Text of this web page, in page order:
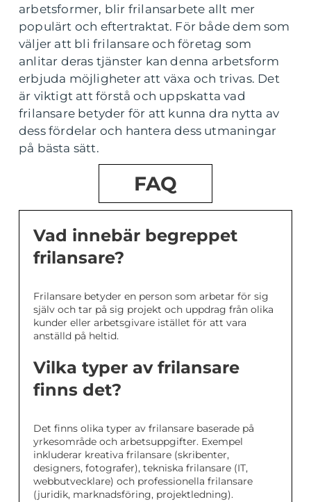
arbetsformer, blir frilansarbete allt mer
populärt och eftertraktat. För både dem som
väljer att bli frilansare och företag som
anlitar deras tjänster kan denna arbetsform
erbjuda möjligheter att växa och trivas. Det
är viktigt att förstå och uppskatta vad
frilansare betyder för att kunna dra nytta av
dess fördelar och hantera dess utmaningar
på bästa sätt.
FAQ
Vad innebär begreppet
frilansare?
Frilansare betyder en person som arbetar för sig
själv och tar på sig projekt och uppdrag från olika
kunder eller arbetsgivare istället för att vara
anställd på heltid.
Vilka typer av frilansare
finns det?
Det finns olika typer av frilansare baserade på
yrkesområde och arbetsuppgifter. Exempel
inkluderar kreativa frilansare (skribenter,
designers, fotografer), tekniska frilansare (IT,
webbutvecklare) och professionella frilansare
(juridik, marknadsföring, projektledning).